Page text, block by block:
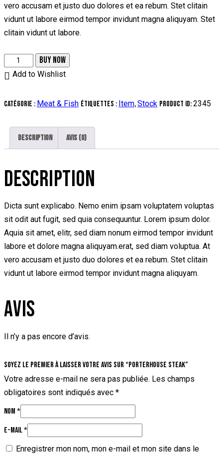
vero accusam et justo duo dolores et ea rebum. Stet clitain
vidunt ut labore eirmod tempor invidunt magna aliquyam. Stet
clitain vidunt ut labore.
quantité
de
Steak
BUY NOW
Add to Wishlist
Catégorie : Meat & Fish Étiquettes : Item,Stock Product ID:2345
Description Avis (0)
DESCRIPTION
Dicta sunt explicabo. Nemo enim ipsam voluptatem voluptas
sit odit aut fugit, sed quia consequuntur. Lorem ipsum dolor.
Aquia sit amet, elitr, sed diam nonum eirmod tempor invidunt
labore et dolore magna aliquyam.erat, sed diam voluptua. At
vero accusam et justo duo dolores et ea rebum. Stet clitain
vidunt ut labore eirmod tempor invidunt magna aliquyam.
AVIS
Il n’y a pas encore d’avis.
Soyez le premier à laisser votre avis sur “Porterhouse Steak”
Votre adresse e-mail ne sera pas publiée. Les champs
obligatoires sont indiqués avec *
Nom *
E-mail*
Enregistrer mon nom, mon e-mail et mon site dans le